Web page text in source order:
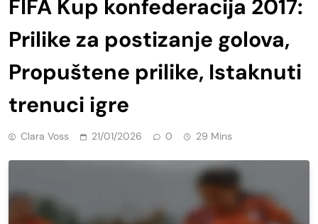
FIFA Kup konfederacija 2017:
Prilike za postizanje golova,
Propuštene prilike, Istaknuti
trenuci igre
Clara Voss 21/01/2026 0 29 Mins